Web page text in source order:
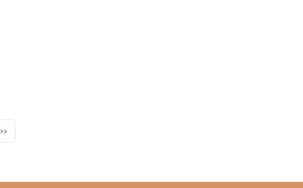
Następna strona
››